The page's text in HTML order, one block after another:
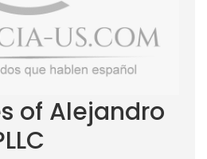
of Alejandro